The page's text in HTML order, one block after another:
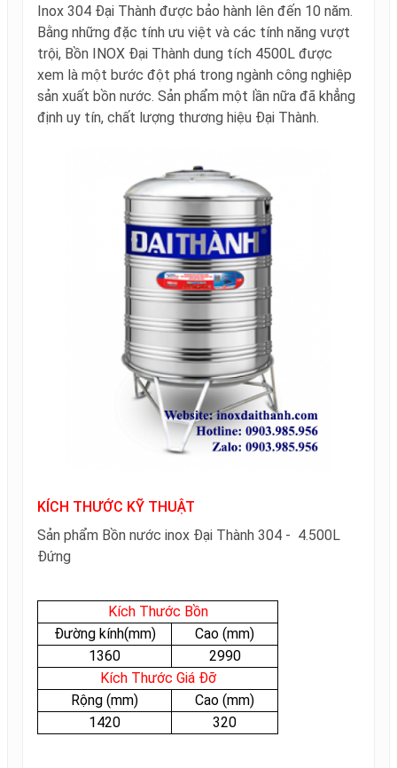
Inox 304 Đại Thành được bảo hành lên đến 10 năm.
Bằng những đặc tính ưu việt và các tính năng vượt
trội, Bồn INOX Đại Thành dung tích 4500L được
xem là một bước đột phá trong ngành công nghiệp
sản xuất bồn nước. Sản phẩm một lần nữa đã khẳng
định uy tín, chất lượng thương hiệu Đại Thành.
KÍCH THƯỚC KỸ THUẬT
Sản phẩm Bồn nước inox Đại Thành 304 - 4.500L
Đứng
Kích Thước Bồn
Đường kính(mm)
Cao (mm)
1360
2990
Kích Thước Giá Đỡ
Rộng (mm)
Cao (mm)
1420
320